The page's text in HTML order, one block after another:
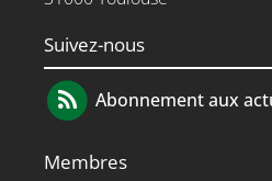
Suivez-nous
Abonnement aux
Membres